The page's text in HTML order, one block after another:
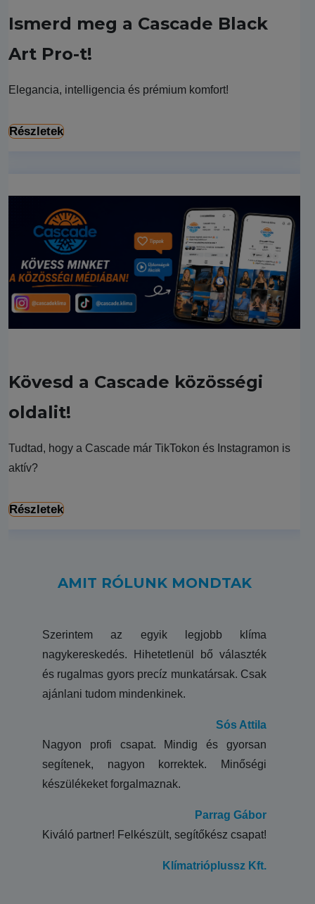
Ismerd meg a Cascade Black
Art Pro-t!
Elegancia, intelligencia és prémium komfort!
Részletek
Kövesd a Cascade közösségi
oldalit!
Tudtad, hogy a Cascade már TikTokon és Instagramon is
aktív?
Részletek
AMIT RÓLUNK MONDTAK
Szerintem az egyik legjobb klíma
nagykereskedés. Hihetetlenül bő választék
és rugalmas gyors precíz munkatársak. Csak
ajánlani tudom mindenkinek.
Sós Attila
Nagyon profi csapat. Mindig és gyorsan
segítenek, nagyon korrektek. Minőségi
készülékeket forgalmaznak.
Parrag Gábor
Kiváló partner! Felkészült, segítőkész csapat!
Klímatrióplussz Kft.